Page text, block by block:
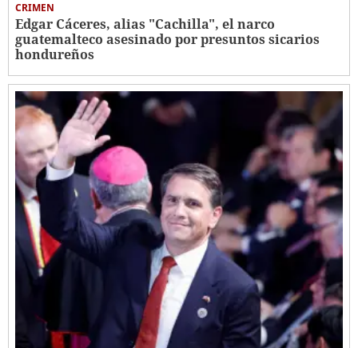
CRIMEN
Edgar Cáceres, alias "Cachilla", el narco
guatemalteco asesinado por presuntos sicarios
hondureños